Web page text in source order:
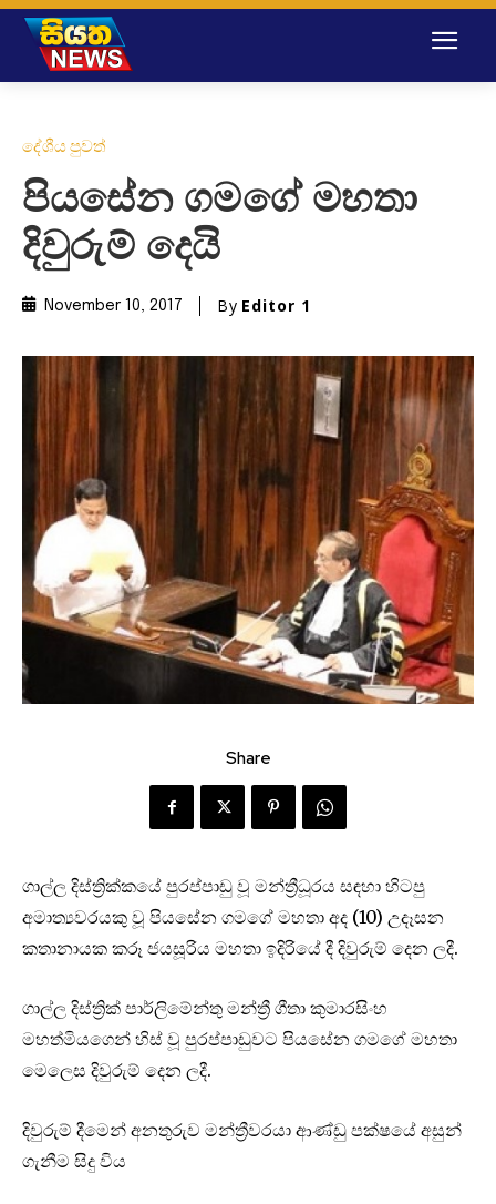
දේශීය පුවත්
පියසේන ගමගේ මහතා
දිවුරුම් දෙයි
November 10, 2017 By Editor 1
Share
ගාල්ල දිස්ත්‍රික්කයේ පුරප්පාඩු වූ මන්ත්‍රීධූරය සඳහා හිටපු
අමාත්‍යවරයකු වූ පියසේන ගමගේ මහතා අද (10) උදෑසන
කතානායක කරූ ජයසූරිය මහතා ඉදිරියේ දී දිවුරුම් දෙන ලදී.
ගාල්ල දිස්ත්‍රික් පාර්ලිමේන්තු මන්ත්‍රී ගීතා කුමාරසිංහ
මහත්මියගෙන් හිස් වූ පුරප්පාඩුවට පියසේන ගමගේ මහතා
මෙලෙස දිවුරුම් දෙන ලදී.
දිවුරුම් දීමෙන් අනතුරුව මන්ත්‍රීවරයා ආණ්ඩු පක්ෂයේ අසුන්
ගැනීම සිදු විය